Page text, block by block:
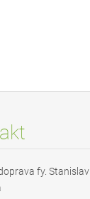
fy. Stanislav